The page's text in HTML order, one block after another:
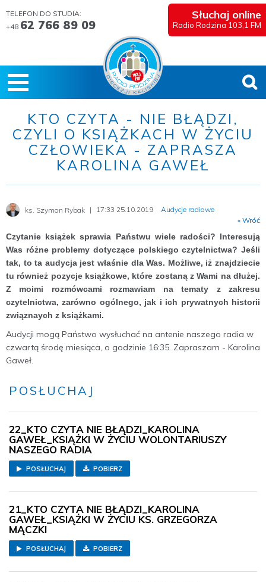
TELEFON DO STUDIA:
+48 62 766 89 09
Słuchaj online
Radio Rodzina 103,1 FM
KTO CZYTA - NIE BŁĄDZI,
CZYLI O KSIĄŻKACH W ŻYCIU
CZŁOWIEKA - ZAPRASZA
KAROLINA GAWEŁ
ks. Szymon Rybak 17:33 25.10.2019
Audycje radiowe
« Wróć
Czytanie książek sprawia Państwu wiele radości? Interesują
Was różne problemy dotyczące polskiego czytelnictwa? Jeśli
tak, to ta audycja jest właśnie dla Was. Możliwe, iż znajdziecie
tu również pozycje książkowe, które zostaną z Wami na dłużej.
Z moimi rozmówcami rozmawiam na tematy z zakresu
czytelnictwa, zarówno ogólnego, jak i ich prywatnych historii
związnaych z książkami.
Audycji mogą Państwo wysłuchać na antenie naszego radia w
czwartą środę miesiąca, o godzinie 16:35. Zapraszam - Karolina
Gaweł.
POSŁUCHAJ
22_KTO CZYTA NIE BŁĄDZI_KAROLINA
GAWEŁ_KSIĄŻKI W ŻYCIU WOLONTARIUSZY
NASZEGO RADIA
POSŁUCHAJ POBIERZ
21_KTO CZYTA NIE BŁĄDZI_KAROLINA
GAWEŁ_KSIĄŻKI W ŻYCIU KS. GRZEGORZA
MĄCZKI
POSŁUCHAJ POBIERZ